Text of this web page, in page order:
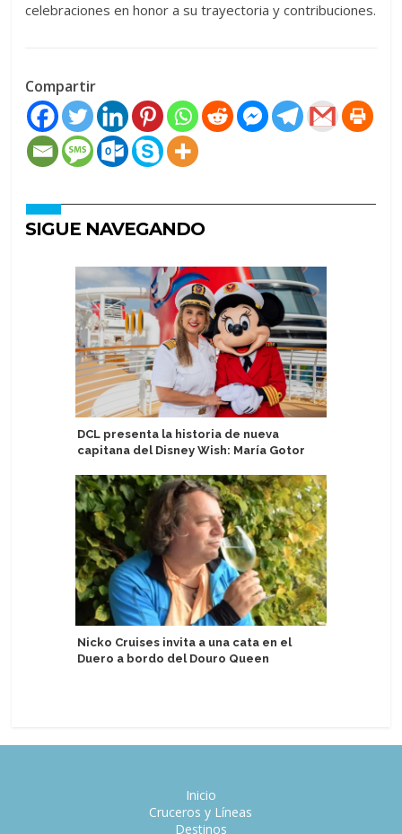
celebraciones en honor a su trayectoria y contribuciones.
Compartir
SIGUE NAVEGANDO
DCL presenta la historia de nueva
capitana del Disney Wish: María Gotor
Nicko Cruises invita a una cata en el
Duero a bordo del Douro Queen
Inicio
Cruceros y Líneas
Destinos